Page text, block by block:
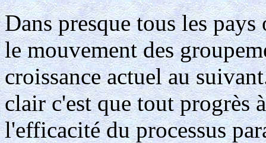
Dans presque tous les
le mouvement des
croissance actuel au
clair c'est que tout progrès
l'efficacité du processus